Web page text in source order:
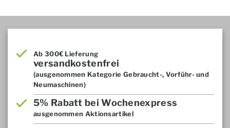
Ab 300€ Lieferung
versandkostenfrei
(ausgenommen Kategorie Gebraucht-, Vorführ- und
Neumaschinen)
5% Rabatt bei Wochenexpress
ausgenommen Aktionsartikel